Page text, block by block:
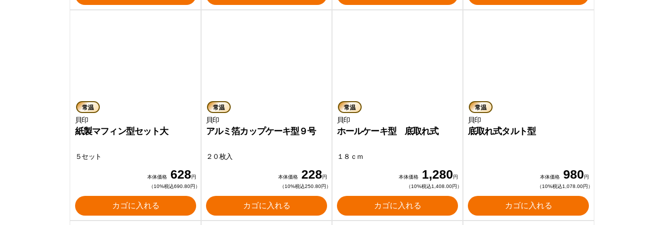
常温
貝印
紙製マフィン型セット大
５セット
本体価格 628円
（10%税込690.80円）
カゴに入れる
常温
貝印
アルミ箔カップケーキ型９号
２０枚入
本体価格 228円
（10%税込250.80円）
カゴに入れる
常温
貝印
ホールケーキ型 底取れ式
１８ｃｍ
本体価格 1,280円
（10%税込1,408.00円）
カゴに入れる
常温
貝印
底取れ式タルト型
本体価格 980円
（10%税込1,078.00円）
カゴに入れる